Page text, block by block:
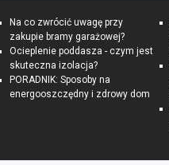
Na co zwrócić uwagę przy
zakupie bramy garażowej?
Ocieplenie poddasza - czym jest
skuteczna izolacja?
PORADNIK: Sposoby na
energooszczędny i zdrowy dom